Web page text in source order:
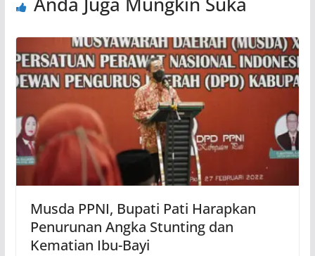
Musda PPNI, Bupati Pati Harapkan
Penurunan Angka Stunting dan
Kematian Ibu-Bayi